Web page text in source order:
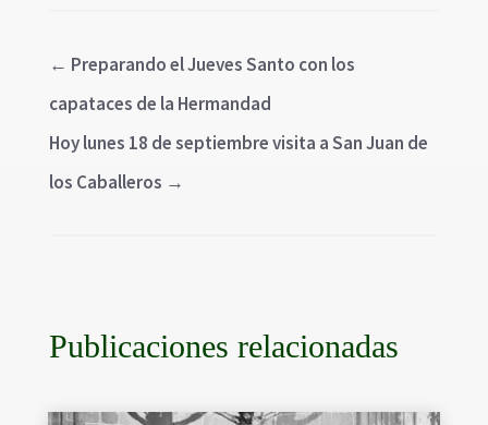
← Preparando el Jueves Santo con los
capataces de la Hermandad
Hoy lunes 18 de septiembre visita a San Juan de
los Caballeros →
Publicaciones relacionadas